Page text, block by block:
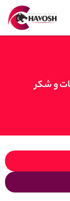
و شکر